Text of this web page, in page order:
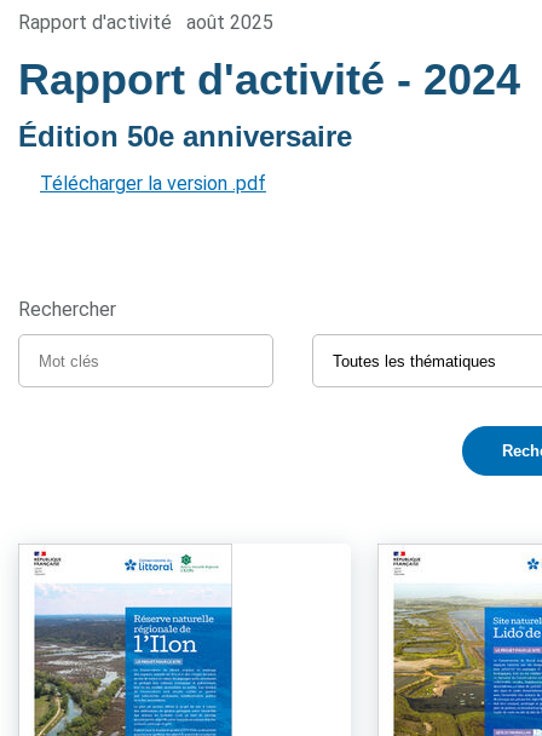
Rapport d'activité août 2025
Rapport d'activité - 2024
Édition 50e anniversaire
Télécharger la version .pdf
Rechercher